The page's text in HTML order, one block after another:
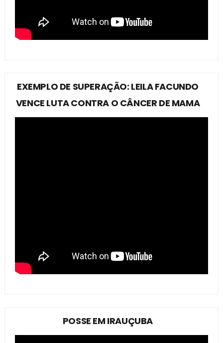
EXEMPLO DE SUPERAÇÃO: LEILA FACUNDO
VENCE LUTA CONTRA O CÂNCER DE MAMA
POSSE EM IRAUÇUBA